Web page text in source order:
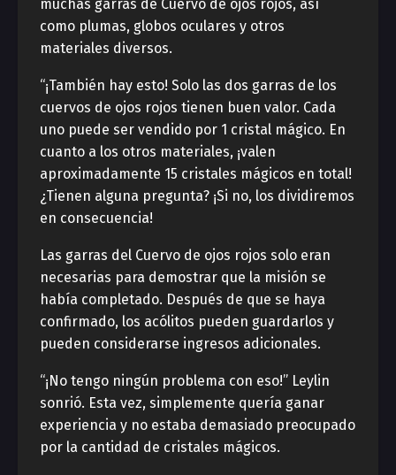
muchas garras de Cuervo de ojos rojos, así
como plumas, globos oculares y otros
materiales diversos.
“¡También hay esto! Solo las dos garras de los
cuervos de ojos rojos tienen buen valor. Cada
uno puede ser vendido por 1 cristal mágico. En
cuanto a los otros materiales, ¡valen
aproximadamente 15 cristales mágicos en total!
¿Tienen alguna pregunta? ¡Si no, los dividiremos
en consecuencia!
Las garras del Cuervo de ojos rojos solo eran
necesarias para demostrar que la misión se
había completado. Después de que se haya
confirmado, los acólitos pueden guardarlos y
pueden considerarse ingresos adicionales.
“¡No tengo ningún problema con eso!” Leylin
sonrió. Esta vez, simplemente quería ganar
experiencia y no estaba demasiado preocupado
por la cantidad de cristales mágicos.